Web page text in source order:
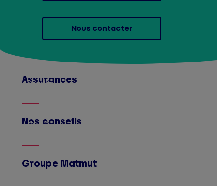
Nous contacter
Assurances
Afficher
Nos conseils
Afficher
Groupe Matmut